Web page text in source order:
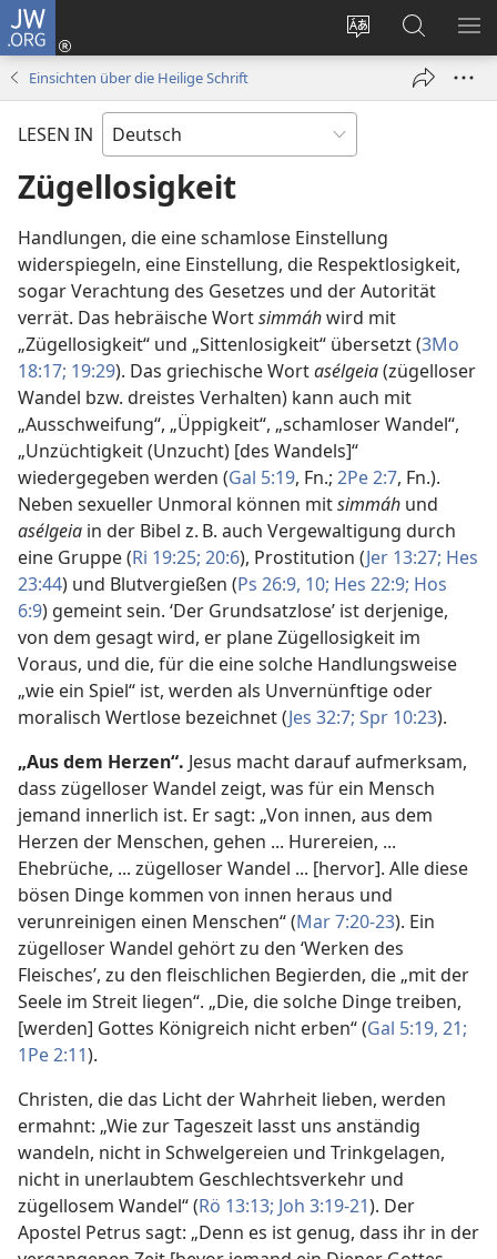
JW.ORG
Websitesprache
ändern
Anmelden
(öffnet
Suche
Einsichten über die Heilige Schrift
LESEN IN
Zügellosigkeit
Handlungen, die eine schamlose Einstellung
widerspiegeln, eine Einstellung, die Respektlosigkeit,
sogar Verachtung des Gesetzes und der Autorität
verrät. Das hebräische Wortsimmáhwird mit
„Zügellosigkeit“ und „Sittenlosigkeit“ übersetzt (3Mo
18:17; 19:29). Das griechische Wortasélgeia(zügelloser
Wandel bzw. dreistes Verhalten) kann auch mit
„Ausschweifung“, „Üppigkeit“, „schamloser Wandel“,
„Unzüchtigkeit (Unzucht) [des Wandels]“
wiedergegeben werden (Gal 5:19, Fn.; 2Pe 2:7, Fn.).
Neben sexueller Unmoral können mitsimmáh und
asélgeia in der Bibel z. B. auch Vergewaltigung durch
eine Gruppe (Ri 19:25; 20:6), Prostitution (Jer 13:27; Hes
23:44) und Blutvergießen (Ps 26:9, 10; Hes 22:9; Hos
6:9) gemeint sein. ‘Der Grundsatzlose’ ist derjenige,
von dem gesagt wird, er plane Zügellosigkeit im
Voraus, und die, für die eine solche Handlungsweise
„wie ein Spiel“ ist, werden als Unvernünftige oder
moralisch Wertlose bezeichnet (Jes 32:7; Spr 10:23).
„Aus dem Herzen“. Jesus macht darauf aufmerksam,
dass zügelloser Wandel zeigt, was für ein Mensch
jemand innerlich ist. Er sagt: „Von innen, aus dem
Herzen der Menschen, gehen ... Hurereien, ...
Ehebrüche, ... zügelloser Wandel ... [hervor]. Alle diese
bösen Dinge kommen von innen heraus und
verunreinigen einen Menschen“ (Mar 7:20-23). Ein
zügelloser Wandel gehört zu den ‘Werken des
Fleisches’, zu den fleischlichen Begierden, die „mit der
Seele im Streit liegen“. „Die, die solche Dinge treiben,
[werden] Gottes Königreich nicht erben“ (Gal 5:19, 21;
1Pe 2:11).
Christen, die das Licht der Wahrheit lieben, werden
ermahnt: „Wie zur Tageszeit lasst uns anständig
wandeln, nicht in Schwelgereien und Trinkgelagen,
nicht in unerlaubtem Geschlechtsverkehr und
zügellosem Wandel“ (Rö 13:13; Joh 3:19-21). Der
Apostel Petrus sagt: „Denn es ist genug, dass ihr in der